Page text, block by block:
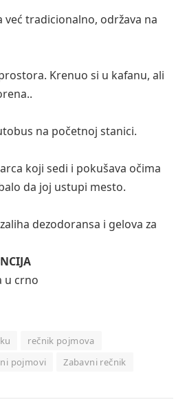
već tradicionalno, održava na
Krenuo si u kafanu, ali
na početnoj stanici.
koji sedi i pokušava očima
da joj ustupi mesto.
dezodoransa i gelova za
u crno
rečnik pojmova
pojmovi Zabavni rečnik